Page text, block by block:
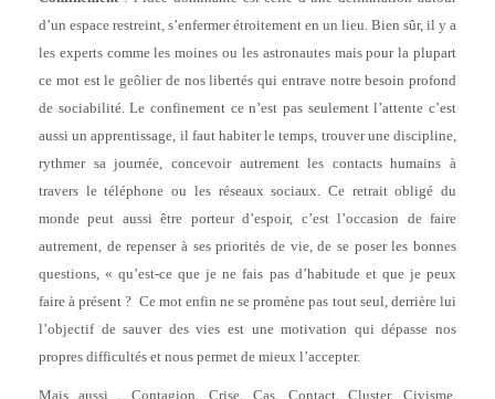
d’un espace restreint, s’enfermer étroitement en un lieu. Bien sûr, il y a
les experts comme les moines ou les astronautes mais pour la plupart
ce mot est le geôlier de nos libertés qui entrave notre besoin profond
de sociabilité. Le confinement ce n’est pas seulement l’attente c’est
aussi un apprentissage, il faut habiter le temps, trouver une discipline,
rythmer sa journée, concevoir autrement les contacts humains à
travers le téléphone ou les réseaux sociaux. Ce retrait obligé du
monde peut aussi être porteur d’espoir, c’est l’occasion de faire
autrement, de repenser à ses priorités de vie, de se poser les bonnes
questions, « qu’est-ce que je ne fais pas d’habitude et que je peux
faire à présent ? Ce mot enfin ne se promène pas tout seul, derrière lui
l’objectif de sauver des vies est une motivation qui dépasse nos
propres difficultés et nous permet de mieux l’accepter.
Mais aussi …Contagion, Crise, Cas, Contact, Cluster, Civisme,